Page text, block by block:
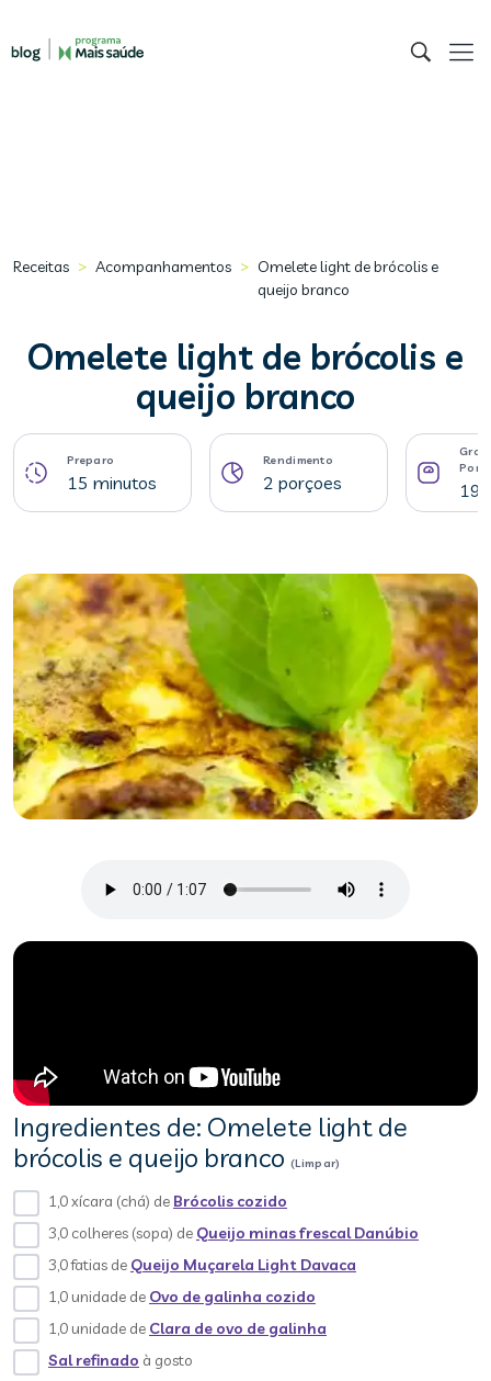
Receitas > Acompanhamentos > Omelete light de brócolis e
queijo branco
Omelete light de brócolis e
queijo branco
Preparo
15 minutos
Rendimento
2 porçoes
Ingredientes de: Omelete light de
brócolis e queijo branco (Limpar)
1,0 xícara (chá) de Brócolis cozido
3,0 colheres (sopa) de Queijo minas frescal Danúbio
3,0 fatias de Queijo Muçarela Light Davaca
1,0 unidade de Ovo de galinha cozido
1,0 unidade de Clara de ovo de galinha
Sal refinado à gosto